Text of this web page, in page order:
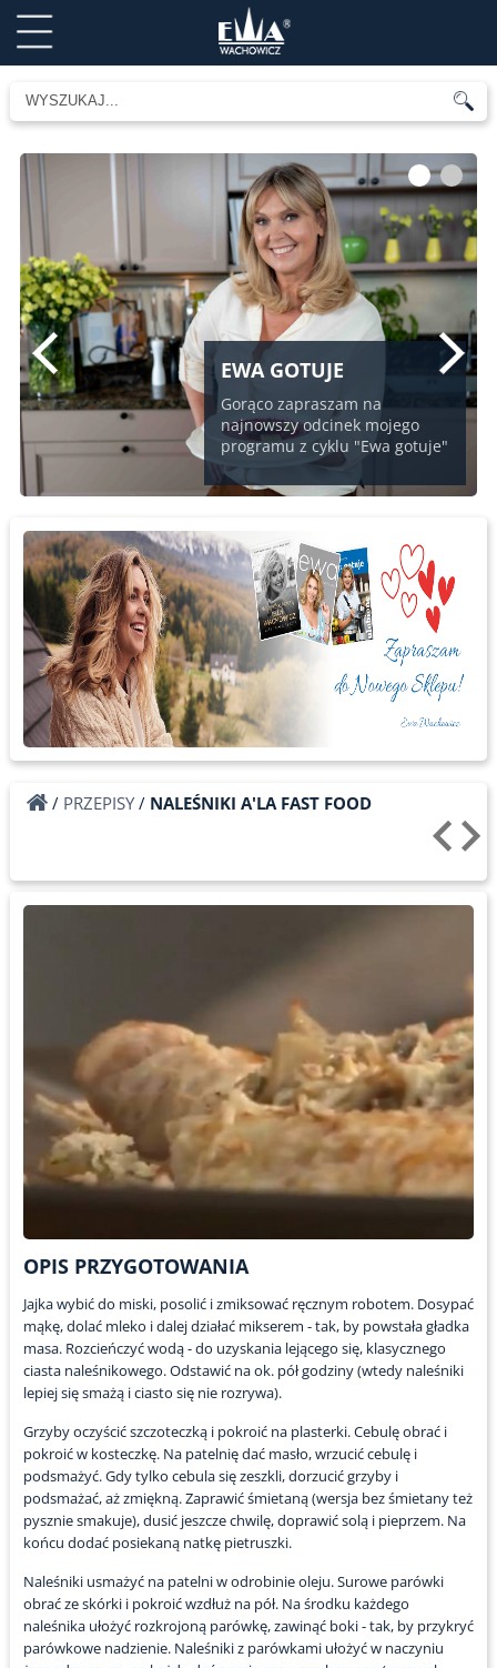
EWA GOTUJE
Gorąco zapraszam na
najnowszy odcinek mojego
programu z cyklu "Ewa gotuje"
1 2
/ PRZEPISY/ NALEŚNIKI A'LA FAST FOOD
OPIS PRZYGOTOWANIA
Jajka wybić do miski, posolić i zmiksować ręcznym robotem. Dosypać
mąkę, dolać mleko i dalej działać mikserem - tak, by powstała gładka
masa. Rozcieńczyć wodą - do uzyskania lejącego się, klasycznego
ciasta naleśnikowego. Odstawić na ok. pół godziny (wtedy naleśniki
lepiej się smażą i ciasto się nie rozrywa).
Grzyby oczyścić szczoteczką i pokroić na plasterki. Cebulę obrać i
pokroić w kosteczkę. Na patelnię dać masło, wrzucić cebulę i
podsmażyć. Gdy tylko cebula się zeszkli, dorzucić grzyby i
podsmażać, aż zmiękną. Zaprawić śmietaną (wersja bez śmietany też
pysznie smakuje), dusić jeszcze chwilę, doprawić solą i pieprzem. Na
końcu dodać posiekaną natkę pietruszki.
Naleśniki usmażyć na patelni w odrobinie oleju. Surowe parówki
obrać ze skórki i pokroić wzdłuż na pół. Na środku każdego
naleśnika ułożyć rozkrojoną parówkę, zawinąć boki - tak, by przykryć
parówkowe nadzienie. Naleśniki z parówkami ułożyć w naczyniu